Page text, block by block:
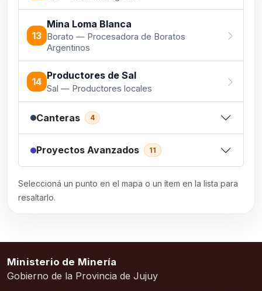
13
Mina Loma Blanca
Borato — Procesadora de Boratos
Argentinos
14
Productores de Sal
Sal — Productores locales
Canteras 4
Proyectos Avanzados 11
Seleccioná un punto en el mapa o un ítem en la lista para
resaltarlo.
Ministerio de Minería
Gobierno de la Provincia de Jujuy